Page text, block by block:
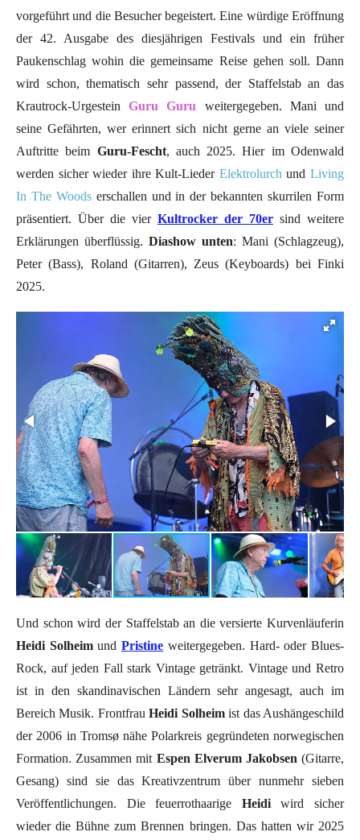
vorgeführt und die Besucher begeistert. Eine würdige Eröffnung
der 42. Ausgabe des diesjährigen Festivals und ein früher
Paukenschlag wohin die gemeinsame Reise gehen soll. Dann
wird schon, thematisch sehr passend, der Staffelstab an das
Krautrock-UrgesteinGuru Guru weitergegeben. Mani und
seine Gefährten, wer erinnert sich nicht gerne an viele seiner
Auftritte beim Guru-Fescht, auch 2025. Hier im Odenwald
werden sicher wieder ihre Kult-Lieder Elektrolurch undLiving
In The Woodserschallen und in der bekannten skurrilen Form
präsentiert. Über die vier Kultrocker der 70er sind weitere
Erklärungen überflüssig. Diashow unten: Mani (Schlagzeug),
Peter (Bass), Roland (Gitarren), Zeus (Keyboards) bei Finki
2025.
Und schon wird der Staffelstab an die versierte Kurvenläuferin
Heidi SolheimundPristine weitergegeben. Hard- oder Blues-
Rock, auf jeden Fall stark Vintage getränkt. Vintage und Retro
ist in den skandinavischen Ländern sehr angesagt, auch im
Bereich Musik. FrontfrauHeidi Solheimist das Aushängeschild
der 2006 in Tromsø nähe Polarkreis gegründeten norwegischen
Formation. Zusammen mit Espen Elverum Jakobsen (Gitarre,
Gesang) sind sie das Kreativzentrum über nunmehr sieben
Veröffentlichungen. Die feuerrothaarige Heidiwird sicher
wieder die Bühne zum Brennen bringen. Das hatten wir 2025